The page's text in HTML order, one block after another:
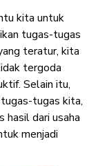
kita untuk
tugas-tugas
teratur, kita
tergoda
Selain itu,
tugas kita,
dari usaha
menjadi